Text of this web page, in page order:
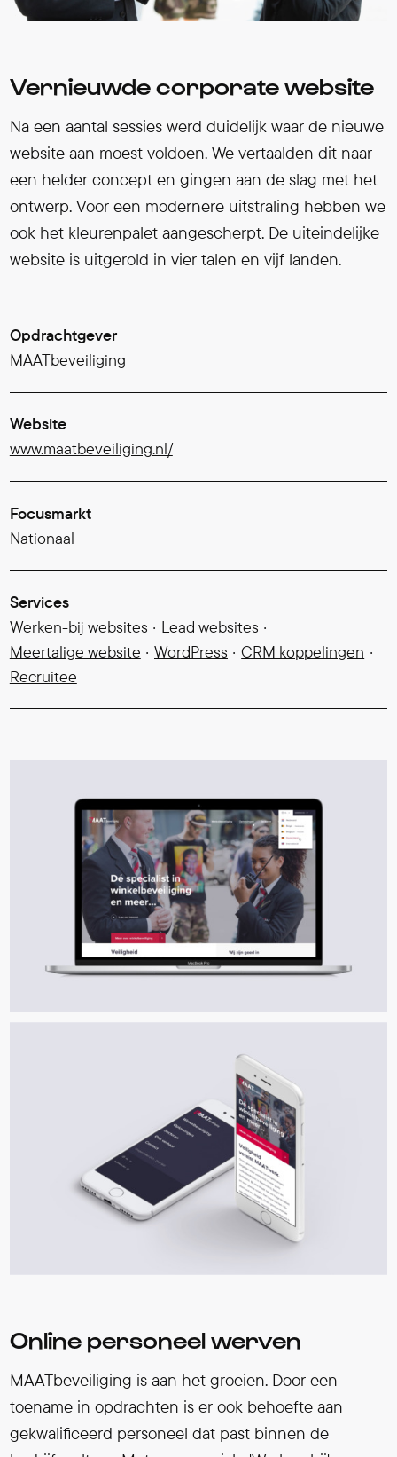
Vernieuwde corporate website
Na een aantal sessies werd duidelijk waar de nieuwe
website aan moest voldoen. We vertaalden dit naar
een helder concept en gingen aan de slag met het
ontwerp. Voor een modernere uitstraling hebben we
ook het kleurenpalet aangescherpt. De uiteindelijke
website is uitgerold in vier talen en vijf landen.
Opdrachtgever
MAATbeveiliging
Website
www.maatbeveiliging.nl/
Focusmarkt
Nationaal
Services
Werken-bij websites
Lead websites
Meertalige website
WordPress
CRM koppelingen
Recruitee
Online personeel werven
MAATbeveiliging is aan het groeien. Door een
toename in opdrachten is er ook behoefte aan
gekwalificeerd personeel dat past binnen de